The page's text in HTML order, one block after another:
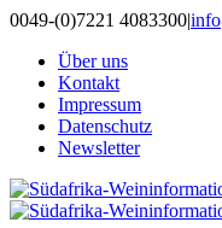
Zum
springen
0049-(0)7221 4083300|
Über uns
Kontakt
Impressum
Datenschutz
Newsletter